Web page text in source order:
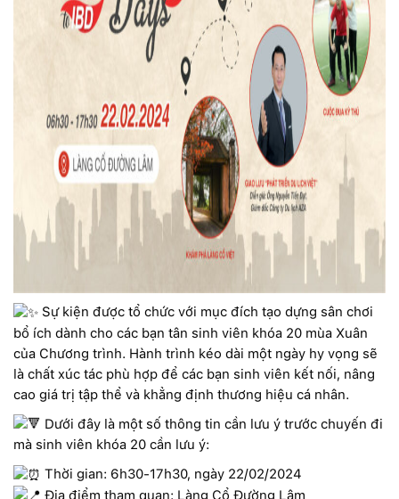
Sự kiện được tổ chức với mục đích tạo dựng sân chơi
bổ ích dành cho các bạn tân sinh viên khóa 20 mùa Xuân
của Chương trình. Hành trình kéo dài một ngày hy vọng sẽ
là chất xúc tác phù hợp để các bạn sinh viên kết nối, nâng
cao giá trị tập thể và khẳng định thương hiệu cá nhân.
Dưới đây là một số thông tin cần lưu ý trước chuyến đi
mà sinh viên khóa 20 cần lưu ý:
Thời gian: 6h30-17h30, ngày 22/02/2024
Địa điểm tham quan: Làng Cổ Đường Lâm